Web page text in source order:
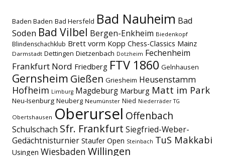
Baden Baden Bad Hersfeld Bad Nauheim Bad
Soden Bad Vilbel Bergen-Enkheim Biedenkopf
Blindenschachklub Brett vorm Kopp Chess-Classics Mainz
Darmstadt Dettingen Dietzenbach Dotzheim Fechenheim
Frankfurt Nord Friedberg FTV 1860 Gelnhausen
Gernsheim Gießen Griesheim Heusenstamm
Hofheim Limburg Magdeburg Marburg Matt im Park
Neu-Isenburg Neuberg Neumünster Nied Niederräder TG
Obertshausen Oberursel Offenbach
Schulschach Sfr. Frankfurt Siegfried-Weber-
Gedächtnisturnier Staufer Open Steinbach TuS Makkabi
Usingen Wiesbaden Willingen